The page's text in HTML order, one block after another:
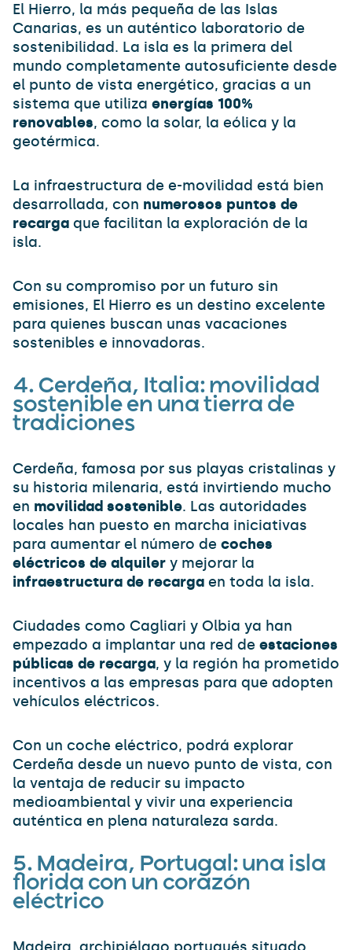
El Hierro, la más pequeña de las Islas
Canarias, es un auténtico laboratorio de
sostenibilidad. La isla es la primera del
mundo completamente autosuficiente desde
el punto de vista energético, gracias a un
sistema que utiliza energías 100%
renovables, como la solar, la eólica y la
geotérmica.
La infraestructura de e-movilidad está bien
desarrollada, con numerosos puntos de
recarga que facilitan la exploración de la
isla.
Con su compromiso por un futuro sin
emisiones, El Hierro es un destino excelente
para quienes buscan unas vacaciones
sostenibles e innovadoras.
4. Cerdeña, Italia: movilidad
sostenible en una tierra de
tradiciones
Cerdeña, famosa por sus playas cristalinas y
su historia milenaria, está invirtiendo mucho
en movilidad sostenible. Las autoridades
locales han puesto en marcha iniciativas
para aumentar el número de coches
eléctricos de alquiler y mejorar la
infraestructura de recarga en toda la isla.
Ciudades como Cagliari y Olbia ya han
empezado a implantar una red de estaciones
públicas de recarga, y la región ha prometido
incentivos a las empresas para que adopten
vehículos eléctricos.
Con un coche eléctrico, podrá explorar
Cerdeña desde un nuevo punto de vista, con
la ventaja de reducir su impacto
medioambiental y vivir una experiencia
auténtica en plena naturaleza sarda.
5. Madeira, Portugal: una isla
florida con un corazón
eléctrico